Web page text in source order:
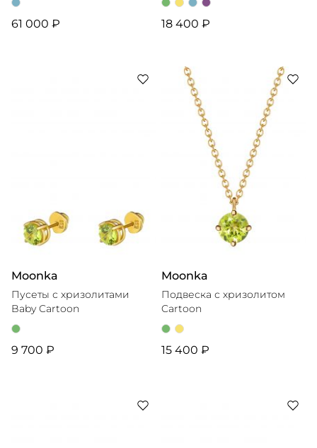
61 000 ₽ 18 400 ₽
Moonka
Пусеты с хризолитами
Baby Cartoon
9 700 ₽
Moonka
Подвеска с хризолитом
Cartoon
15 400 ₽